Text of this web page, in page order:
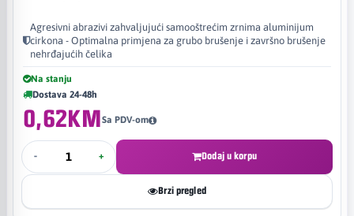
Agresivni abrazivi zahvaljujući samooštrećim zrnima aluminijum
cirkona - Optimalna primjena za grubo brušenje i završno brušenje
nehrđajućih čelika
Na stanju
Dostava 24-48h
0,62KMSa PDV-om
- + Dodaj u korpu
Brzi pregled